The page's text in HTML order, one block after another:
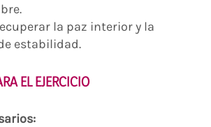
la paz interior y la
estabilidad.
EL EJERCICIO